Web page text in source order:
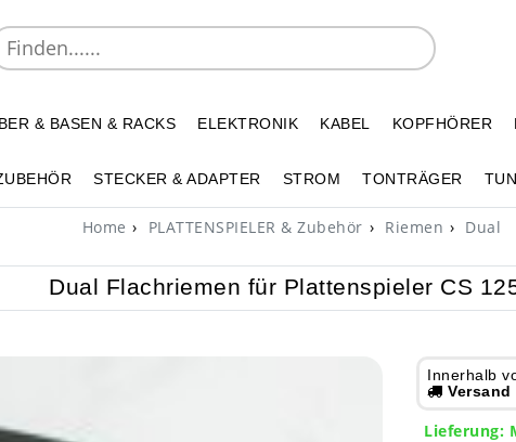
& BASEN & RACKS ELEKTRONIK KABEL KOPFHÖRER
STECKER & ADAPTER STROM TONTRÄGER
Home PLATTENSPIELER & Zubehör Riemen Dual
Dual Flachriemen für Plattenspieler CS
Innerhalb
Versand
Lieferung: